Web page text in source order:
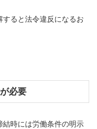
すると法令違反になるお
必要
結時には労働条件の明示